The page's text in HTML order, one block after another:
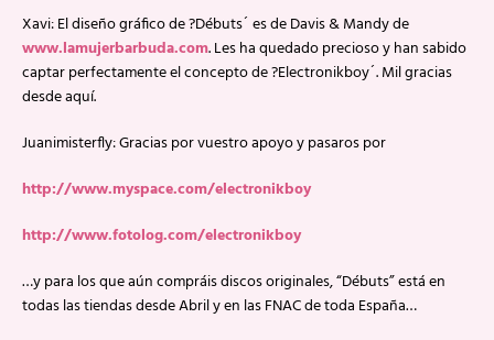
Xavi: El diseño gráfico de ?Débuts´ es de Davis & Mandy de
www.lamujerbarbuda.com. Les ha quedado precioso y han sabido
captar perfectamente el concepto de ?Electronikboy´. Mil gracias
desde aquí.
Juanimisterfly: Gracias por vuestro apoyo y pasaros por
http://www.myspace.com/electronikboy
http://www.fotolog.com/electronikboy
…y para los que aún compráis discos originales, “Débuts” está en
todas las tiendas desde Abril y en las FNAC de toda España…